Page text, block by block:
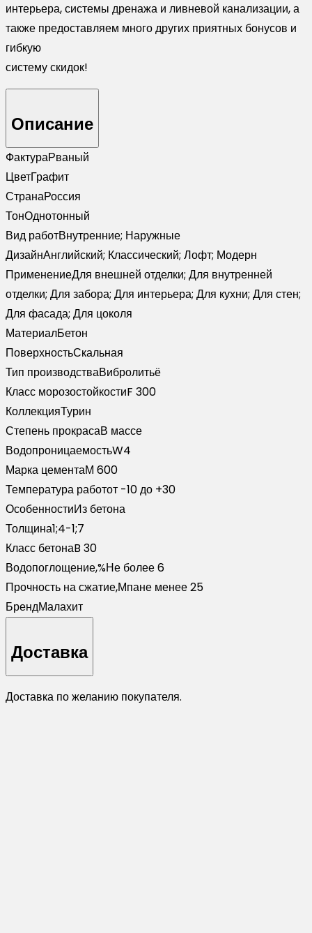
интерьера, системы дренажа и ливневой канализации, а
также предоставляем много других приятных бонусов и
гибкую
систему скидок!
Описание
ФактураРваный
ЦветГрафит
СтранаРоссия
ТонОднотонный
Вид работВнутренние; Наружные
ДизайнАнглийский; Классический; Лофт; Модерн
ПрименениеДля внешней отделки; Для внутренней
отделки; Для забора; Для интерьера; Для кухни; Для стен;
Для фасада; Для цоколя
МатериалБетон
ПоверхностьСкальная
Тип производстваВибролитьё
Класс морозостойкостиF 300
КоллекцияТурин
Степень прокрасаВ массе
ВодопроницаемостьW4
Марка цементаМ 600
Температура работот -10 до +30
ОсобенностиИз бетона
Толщина1;4-1;7
Класс бетонаB 30
Водопоглощение,%Не более 6
Прочность на сжатие,Мпане менее 25
БрендМалахит
Доставка
Доставка по желанию покупателя.